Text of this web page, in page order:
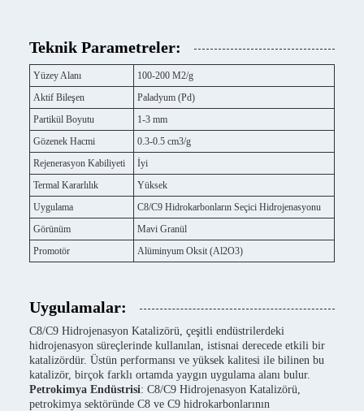
Teknik Parametreler:
Yüzey Alanı
100-200 M2/g
Aktif Bileşen
Paladyum (Pd)
Partikül Boyutu
1-3 mm
Gözenek Hacmi
0.3-0.5 cm3/g
Rejenerasyon Kabiliyeti
İyi
Termal Kararlılık
Yüksek
Uygulama
C8/C9 Hidrokarbonların Seçici Hidrojenasyonu
Görünüm
Mavi Granül
Promotör
Alüminyum Oksit (Al2O3)
Uygulamalar:
C8/C9 Hidrojenasyon Katalizörü, çeşitli endüstrilerdeki
hidrojenasyon süreçlerinde kullanılan, istisnai derecede etkili bir
katalizördür. Üstün performansı ve yüksek kalitesi ile bilinen bu
katalizör, birçok farklı ortamda yaygın uygulama alanı bulur.
Petrokimya Endüstrisi: C8/C9 Hidrojenasyon Katalizörü,
petrokimya sektöründe C8 ve C9 hidrokarbonlarının